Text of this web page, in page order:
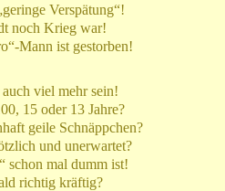
Verspätung“!
noch Krieg war!
Mann ist gestorben!
viel mehr sein!
15 oder 13 Jahre?
geile Schnäppchen?
und unerwartet?
schon mal dumm ist!
richtig kräftig?